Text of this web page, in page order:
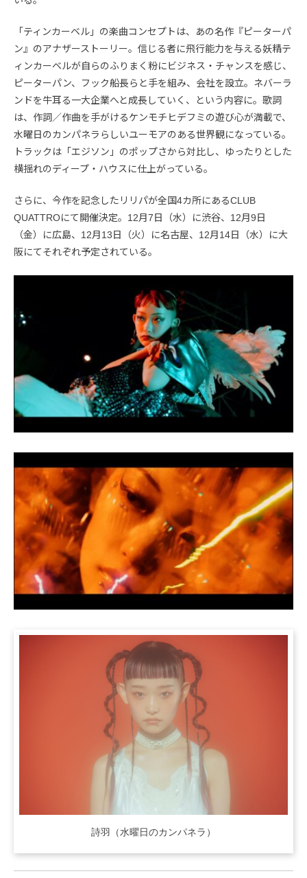
「ティンカーベル」の楽曲コンセプトは、あの名作『ピーターパ
ン』のアナザーストーリー。信じる者に飛行能力を与える妖精テ
ィンカーベルが自らのふりまく粉にビジネス・チャンスを感じ、
ピーターパン、フック船長らと手を組み、会社を設立。ネバーラ
ンドを牛耳る一大企業へと成長していく、という内容に。歌詞
は、作詞／作曲を手がけるケンモチヒデフミの遊び心が満載で、
水曜日のカンパネラらしいユーモアのある世界観になっている。
トラックは「エジソン」のポップさから対比し、ゆったりとした
横揺れのディープ・ハウスに仕上がっている。
さらに、今作を記念したリリパが全国4カ所にあるCLUB
QUATTROにて開催決定。12月7日（水）に渋谷、12月9日
（金）に広島、12月13日（火）に名古屋、12月14日（水）に大
阪にてそれぞれ予定されている。
詩羽（水曜日のカンパネラ）